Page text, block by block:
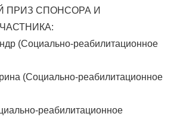
ПРИЗ СПОНСОРА И
(Социально-реабилитационное
(Социально-реабилитационное
реабилитационное